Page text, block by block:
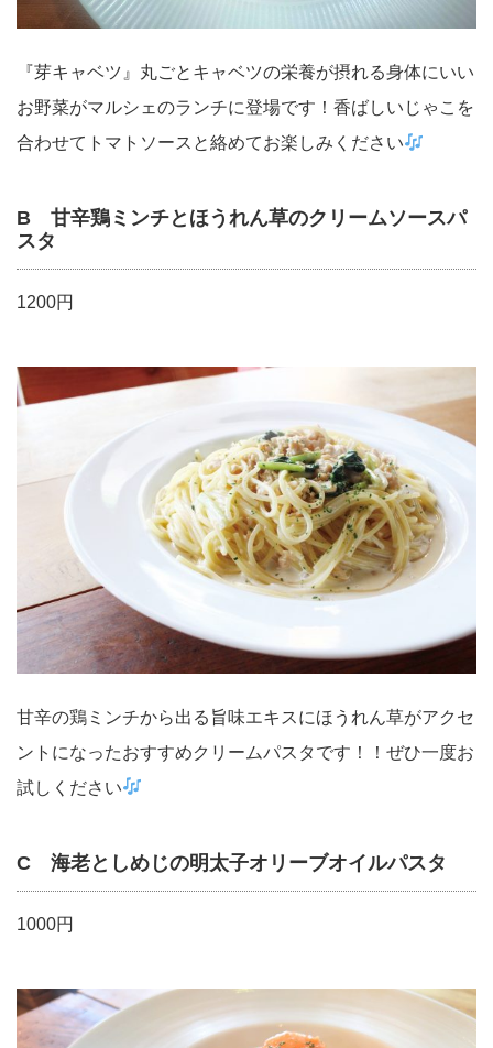
『芽キャベツ』丸ごとキャベツの栄養が摂れる身体にいい
お野菜がマルシェのランチに登場です！香ばしいじゃこを
合わせてトマトソースと絡めてお楽しみください
B 甘辛鶏ミンチとほうれん草のクリームソースパ
スタ
1200円
甘辛の鶏ミンチから出る旨味エキスにほうれん草がアクセ
ントになったおすすめクリームパスタです！！ぜひ一度お
試しください
C 海老としめじの明太子オリーブオイルパスタ
1000円